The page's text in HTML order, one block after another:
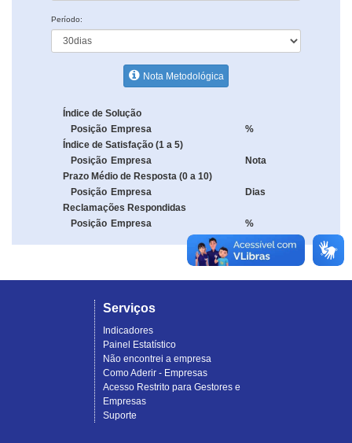
Período:
Nota Metodológica
Índice de Solução
Posição Empresa
%
Índice de Satisfação (1 a 5)
Posição Empresa
Nota
Prazo Médio de Resposta (0 a 10)
Posição Empresa
Dias
Reclamações Respondidas
Posição Empresa %
Serviços
Indicadores
Painel Estatístico
Não encontrei a empresa
Como Aderir - Empresas
Acesso Restrito para Gestores e
Empresas
Suporte